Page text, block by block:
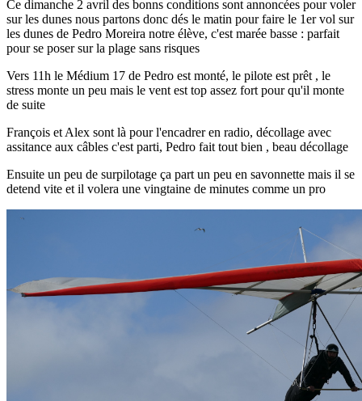
Ce dimanche 2 avril des bonns conditions sont annoncées pour voler
sur les dunes nous partons donc dés le matin pour faire le 1er vol sur
les dunes de Pedro Moreira notre élève, c'est marée basse : parfait
pour se poser sur la plage sans risques
Vers 11h le Médium 17 de Pedro est monté, le pilote est prêt , le
stress monte un peu mais le vent est top assez fort pour qu'il monte
de suite
François et Alex sont là pour l'encadrer en radio, décollage avec
assitance aux câbles c'est parti, Pedro fait tout bien , beau décollage
Ensuite un peu de surpilotage ça part un peu en savonnette mais il se
detend vite et il volera une vingtaine de minutes comme un pro